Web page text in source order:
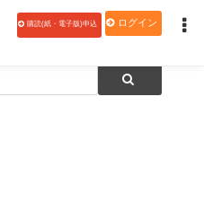
購読(紙・電子版)申込 ログイン